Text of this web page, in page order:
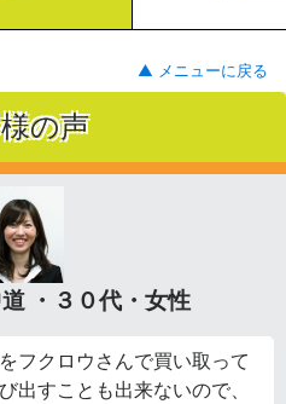
▲ メニューに戻る
の声
・３０代・女性
フクロウさんで買い取って
出すことも出来ないので、